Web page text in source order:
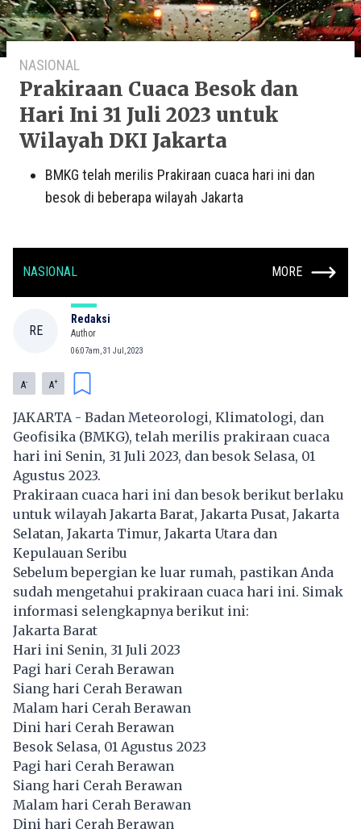
NASIONAL
Prakiraan Cuaca Besok dan
Hari Ini 31 Juli 2023 untuk
Wilayah DKI Jakarta
BMKG telah merilis Prakiraan cuaca hari ini dan
besok di beberapa wilayah Jakarta
NASIONAL MORE
RE
Redaksi
Author
06:07am, 31 Jul, 2023
A- A+
JAKARTA - Badan Meteorologi, Klimatologi, dan
Geofisika (BMKG), telah merilis prakiraan cuaca
hari ini Senin, 31 Juli 2023, dan besok Selasa, 01
Agustus 2023.
Prakiraan cuaca hari ini dan besok berikut berlaku
untuk wilayah Jakarta Barat, Jakarta Pusat, Jakarta
Selatan, Jakarta Timur, Jakarta Utara dan
Kepulauan Seribu
Sebelum bepergian ke luar rumah, pastikan Anda
sudah mengetahui prakiraan cuaca hari ini. Simak
informasi selengkapnya berikut ini:
Jakarta Barat
Hari ini Senin, 31 Juli 2023
Pagi hari Cerah Berawan
Siang hari Cerah Berawan
Malam hari Cerah Berawan
Dini hari Cerah Berawan
Besok Selasa, 01 Agustus 2023
Pagi hari Cerah Berawan
Siang hari Cerah Berawan
Malam hari Cerah Berawan
Dini hari Cerah Berawan